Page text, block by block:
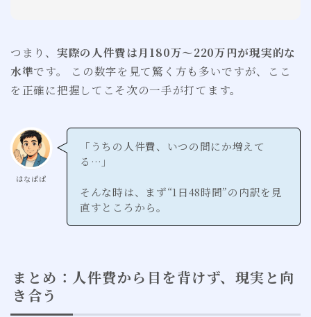
つまり、 実際の人件費は月180万〜220万円が現実的な
水準です。 この数字を見て驚く方も多いですが、ここ
を正確に把握してこそ次の一手が打てます。
はなぱぱ
「うちの人件費、いつの間にか増えて
る…」
そんな時は、まず“1日48時間”の内訳を見
直すところから。
まとめ：人件費から目を背けず、現実と向
き合う